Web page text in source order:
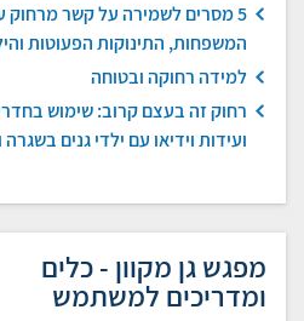
5 מסרים לשמירה על קשר מרחוק
המשפחות, התינוקות הפעוטות
למידה רחוקה ובטוחה
רחוק זה בעצם קרוב: שימוש
ועידות וידיאו עם ילדי גנים בשגרה
מפגש גן מקוון - כלים
ומדריכים למשתמש